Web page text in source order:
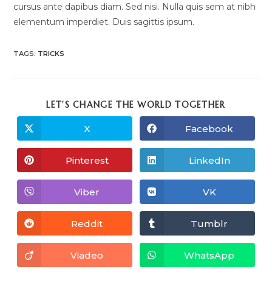
cursus ante dapibus diam. Sed nisi. Nulla quis sem at nibh
elementum imperdiet. Duis sagittis ipsum.
TAGS: TRICKS
LET'S CHANGE THE WORLD TOGETHER
CONTENT
Opens
in
a
new
window
X Opens
in
a
new
window
Facebook
Opens
in
a
new
window
Pinterest Opens
in
a
new
window
LinkedIn
Opens
in
a
new
window
Viber Opens
in
a
new
window
VK
Opens
in
a
new
window
Reddit Opens
in
a
new
window
Tumblr
Opens
in
Viadeo Opens
in
WhatsApp